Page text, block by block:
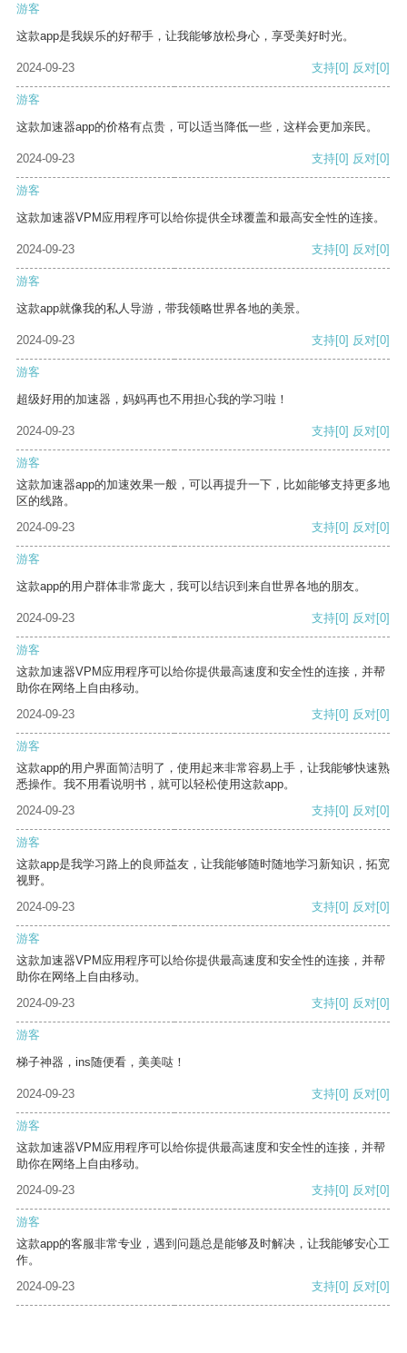
游客
这款app是我娱乐的好帮手，让我能够放松身心，享受美好时光。
2024-09-23 支持[0] 反对[0]
游客
这款加速器app的价格有点贵，可以适当降低一些，这样会更加亲民。
2024-09-23 支持[0] 反对[0]
游客
这款加速器VPM应用程序可以给你提供全球覆盖和最高安全性的连接。
2024-09-23 支持[0] 反对[0]
游客
这款app就像我的私人导游，带我领略世界各地的美景。
2024-09-23 支持[0] 反对[0]
游客
超级好用的加速器，妈妈再也不用担心我的学习啦！
2024-09-23 支持[0] 反对[0]
游客
这款加速器app的加速效果一般，可以再提升一下，比如能够支持更多地
区的线路。
2024-09-23
支持[0] 反对[0]
游客
这款app的用户群体非常庞大，我可以结识到来自世界各地的朋友。
2024-09-23 支持[0] 反对[0]
游客
这款加速器VPM应用程序可以给你提供最高速度和安全性的连接，并帮
助你在网络上自由移动。
2024-09-23
支持[0] 反对[0]
游客
这款app的用户界面简洁明了，使用起来非常容易上手，让我能够快速熟
悉操作。我不用看说明书，就可以轻松使用这款app。
2024-09-23
支持[0] 反对[0]
游客
这款app是我学习路上的良师益友，让我能够随时随地学习新知识，拓宽
视野。
2024-09-23
支持[0] 反对[0]
游客
这款加速器VPM应用程序可以给你提供最高速度和安全性的连接，并帮
助你在网络上自由移动。
2024-09-23
支持[0] 反对[0]
游客
梯子神器，ins随便看，美美哒！
2024-09-23 支持[0] 反对[0]
游客
这款加速器VPM应用程序可以给你提供最高速度和安全性的连接，并帮
助你在网络上自由移动。
2024-09-23
支持[0] 反对[0]
游客
这款app的客服非常专业，遇到问题总是能够及时解决，让我能够安心工
作。
2024-09-23
支持[0] 反对[0]